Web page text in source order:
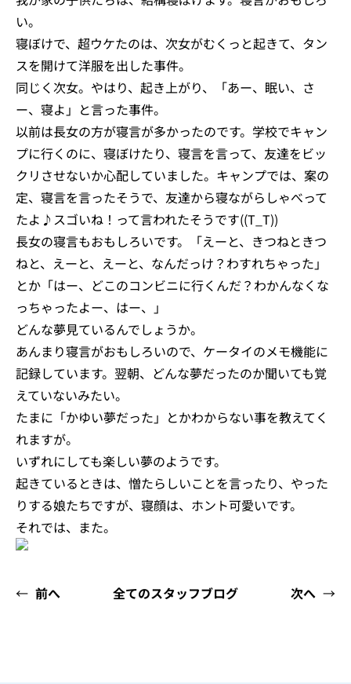
い。
寝ぼけで、超ウケたのは、次女がむくっと起きて、タン
スを開けて洋服を出した事件。
同じく次女。やはり、起き上がり、「あー、眠い、さ
ー、寝よ」と言った事件。
以前は長女の方が寝言が多かったのです。学校でキャン
プに行くのに、寝ぼけたり、寝言を言って、友達をビッ
クリさせないか心配していました。キャンプでは、案の
定、寝言を言ったそうで、友達から寝ながらしゃべって
たよ♪スゴいね！って言われたそうです((T_T))
長女の寝言もおもしろいです。「えーと、きつねときつ
ねと、えーと、えーと、なんだっけ？わすれちゃった」
とか「はー、どこのコンビニに行くんだ？わかんなくな
っちゃったよー、はー、」
どんな夢見ているんでしょうか。
あんまり寝言がおもしろいので、ケータイのメモ機能に
記録しています。翌朝、どんな夢だったのか聞いても覚
えていないみたい。
たまに「かゆい夢だった」とかわからない事を教えてく
れますが。
いずれにしても楽しい夢のようです。
起きているときは、憎たらしいことを言ったり、やった
りする娘たちですが、寝顔は、ホント可愛いです。
それでは、また。
← 前へ 全てのスタッフブログ 次へ →